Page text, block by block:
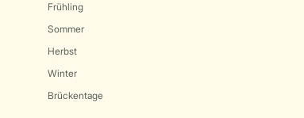
Frühling
Sommer
Herbst
Winter
Brückentage